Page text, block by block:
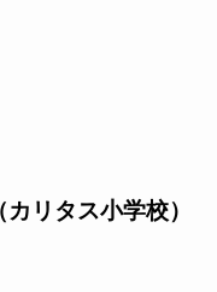
リタス小学校）